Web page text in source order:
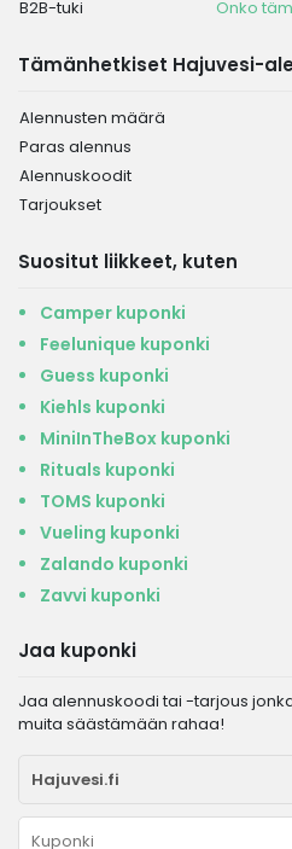
B2B-tuki
Onko
Tämänhetkiset Hajuvesi-
Alennusten määrä
Paras alennus
Alennuskoodit
Tarjoukset
Suositut liikkeet, kuten
Camper kuponki
Feelunique kuponki
Guess kuponki
Kiehls kuponki
MiniInTheBox kuponki
Rituals kuponki
TOMS kuponki
Vueling kuponki
Zalando kuponki
Zavvi kuponki
Jaa kuponki
Jaa alennuskoodi tai -tarjous
muita säästämään rahaa!